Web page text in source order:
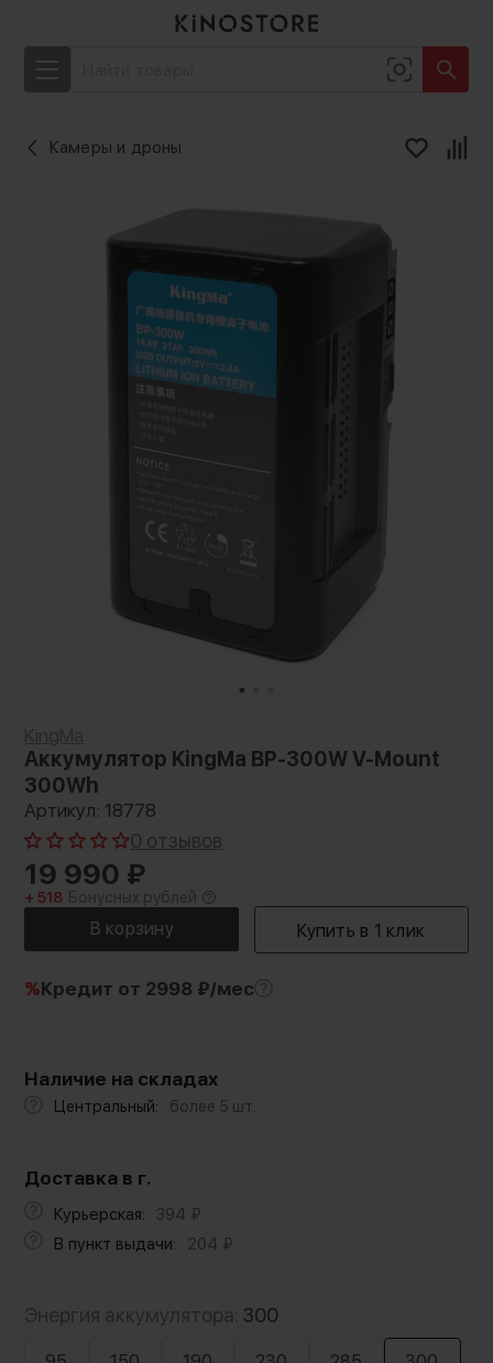
Камеры и дроны
Аккумулятор KingMa BP-300W V-Mount
300Wh
Артикул: 18778
0 отзывов
19 990 ₽
+ 518 Бонусных рублей
%Кредит от 2998 ₽/мес
Наличие на складах
Центральный: более 5 шт.
Доставка в г.
Курьерская: 394 ₽
В пункт выдачи:
204 ₽
Энергия аккумулятора: 300